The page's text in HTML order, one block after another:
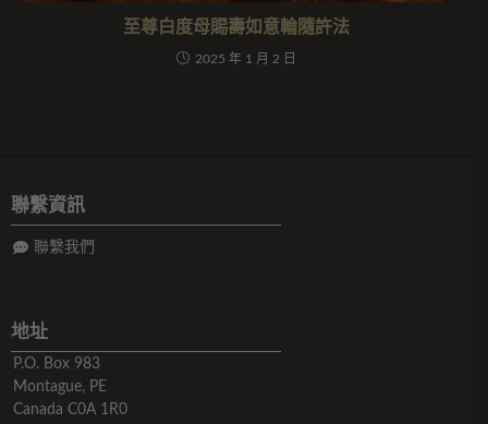
至尊白度母賜壽如意輪隨許法
2025 年 1 月 2 日
聯繫資訊
聯繫我們
地址
P.O. Box 983
Montague, PE
Canada C0A 1R0